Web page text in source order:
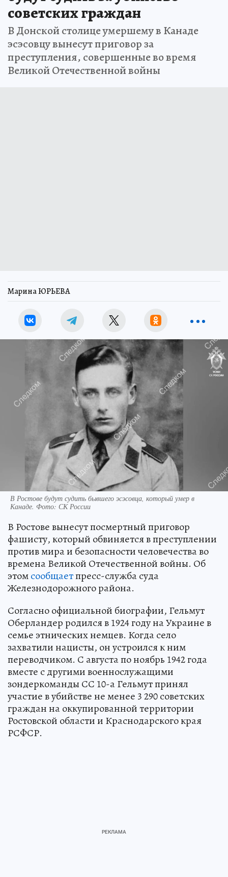
советских граждан
В Донской столице умершему в Канаде
эсэсовцу вынесут приговор за
преступления, совершенные во время
Великой Отечественной войны
Марина ЮРЬЕВА
В Ростове будут судить бывшего эсэсовца, который умер в
Канаде. Фото: СК России
В Ростове вынесут посмертный приговор
фашисту, который обвиняется в преступлении
против мира и безопасности человечества во
времена Великой Отечественной войны. Об
этомсообщаетпресс-служба суда
Железнодорожного района.
Согласно официальной биографии, Гельмут
Оберландер родился в 1924 году на Украине в
семье этнических немцев. Когда село
захватили нацисты, он устроился к ним
переводчиком. С августа по ноябрь 1942 года
вместе с другими военнослужащими
зондеркоманды СС 10-а Гельмут принял
участие в убийстве не менее 3 290 советских
граждан на оккупированной территории
Ростовской области и Краснодарского края
РСФСР.